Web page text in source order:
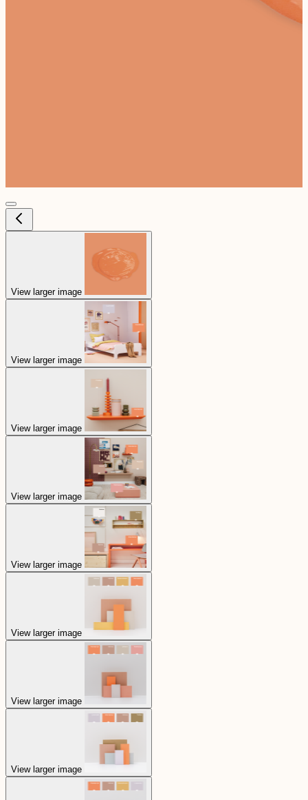
View larger image
View larger image
View larger image
View larger image
View larger image
View larger image
View larger image
View larger image